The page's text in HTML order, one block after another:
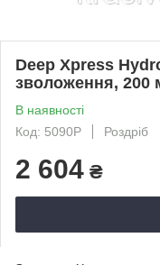
Deep Xpress
зволоження, 200
В наявності
Код: 5090P
Роздріб
2 604 ₴